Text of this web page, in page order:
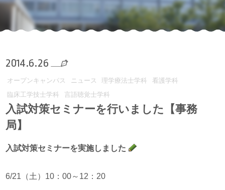
2014.6.26
オープンキャンパス ニュース 理学療法士学科
看護学科
臨床工学技士学科
言語聴覚士学科
入試対策セミナーを行いました【事務
局】
入試対策セミナーを実施しました
6/21（土）10：00～12：20